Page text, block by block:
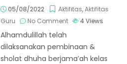
05/08/2022 Aktifitas,Aktifitas
Guru
No Comment 4Views
Alhamdulillah telah
dilaksanakan pembinaan &
sholat dhuha berjama’ah kelas